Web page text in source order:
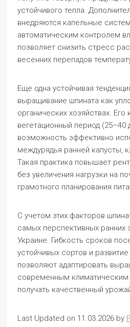
устойчивого тепла.
внедряются капельные
автоматическим контролем
позволяет снизить стресс
весенних перепадов
Еще одна устойчивая
выращивание шпината как
органических хозяйствах. Его
вегетационный период (25–40
возможность эффективно
междурядья ранней капусты,
Такая практика повышает
без увеличения нагрузки на
грамотного планирования
С учетом этих факторов
самых перспективных ранних
Украине. Гибкость сроков
устойчивых сортов и
позволяют адаптировать
современным климатическим
получать качественный
Last Updated on 11.03.2026 by